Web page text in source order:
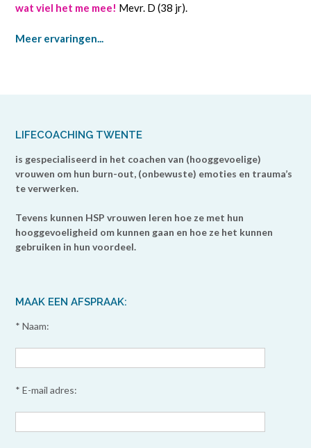
wat viel het me mee! Mevr. D (38 jr).
Meer ervaringen...
LIFECOACHING TWENTE
is gespecialiseerd in het coachen van (hooggevoelige)
vrouwen om hun burn-out, (onbewuste) emoties en trauma’s
te verwerken.
Tevens kunnen HSP vrouwen leren hoe ze met hun
hooggevoeligheid om kunnen gaan en hoe ze het kunnen
gebruiken in hun voordeel.
MAAK EEN AFSPRAAK:
* Naam:
* E-mail adres: